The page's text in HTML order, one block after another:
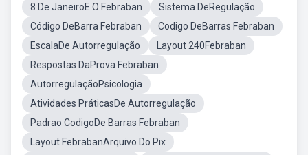
8 De JaneiroE O Febraban
Sistema DeRegulação
Código DeBarra Febraban
Codigo DeBarras Febraban
EscalaDe Autorregulação
Layout 240Febraban
Respostas DaProva Febraban
AutorregulaçãoPsicologia
Atividades PráticasDe Autorregulação
Padrao CodigoDe Barras Febraban
Layout FebrabanArquivo Do Pix